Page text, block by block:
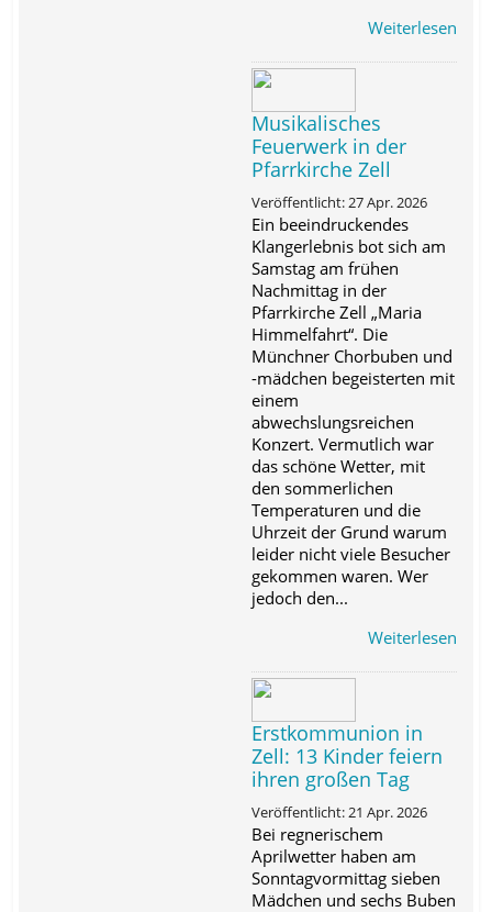
Weiterlesen
Musikalisches
Feuerwerk in der
Pfarrkirche Zell
Veröffentlicht: 27 Apr. 2026
Ein beeindruckendes
Klangerlebnis bot sich am
Samstag am frühen
Nachmittag in der
Pfarrkirche Zell „Maria
Himmelfahrt“. Die
Münchner Chorbuben und
-mädchen begeisterten mit
einem
abwechslungsreichen
Konzert. Vermutlich war
das schöne Wetter, mit
den sommerlichen
Temperaturen und die
Uhrzeit der Grund warum
leider nicht viele Besucher
gekommen waren. Wer
jedoch den...
Weiterlesen
Erstkommunion in
Zell: 13 Kinder feiern
ihren großen Tag
Veröffentlicht: 21 Apr. 2026
Bei regnerischem
Aprilwetter haben am
Sonntagvormittag sieben
Mädchen und sechs Buben